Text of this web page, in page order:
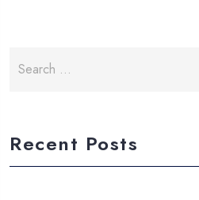
for:
Recent Posts